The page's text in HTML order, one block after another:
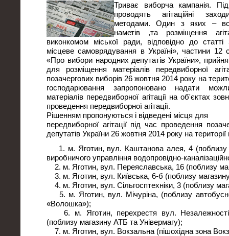
Триває виборча кампанія.
проводять агітаційні
методами. Один з яких –
наметів ,та розміщення
виконкомом міської ради, відповідно до
місцеве самоврядування в Україні», частини 12
«Про вибори народних депутатів України»,
для розміщення матеріалів передвиборної
позачергових виборів 26 жовтня 2014 року на
господарювання запропоновано надати
матеріалів передвиборної агітації на об'єктах
проведення передвиборної агітації.
Рішенням пропонуються і відведені місця для
передвиборної агітації під час проведення
депутатів України 26 жовтня 2014 року на
1. м. Яготин, вул. Каштанова алея, 4 (поблизу
виробничого управління водопровідно-
2. м. Яготин, вул. Переяславська, 16 (поблизу
3. м. Яготин, вул. Київська, 6-б (поблизу
4. м. Яготин, вул. Сільгосптехніки, 3 (поблизу
5. м. Яготин, вул. Мічуріна, (поблизу
«Волошка»);
6. м. Яготин, перехрестя вул.
(поблизу магазину АТБ та Універмагу);
7. м. Яготин, вул. Вокзальна (пішохідна зона